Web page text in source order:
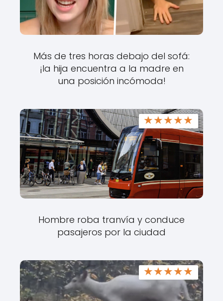
Más de tres horas debajo del sofá:
¡la hija encuentra a la madre en
una posición incómoda!
★★★★★
Hombre roba tranvía y conduce
pasajeros por la ciudad
★★★★★